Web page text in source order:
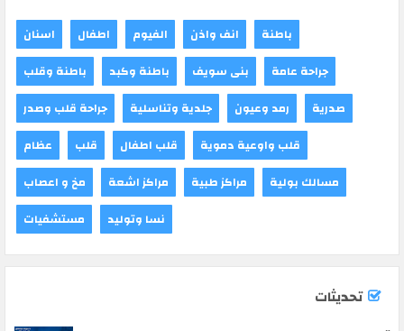
اسنان اطفال الفيوم انف واذن
باطنة
باطنة وقلب
باطنة وكبد بنى سويف
جراحة عامة
جراحة قلب وصدر
جلدية وتناسلية رمد وعيون
صدرية
عظام
قلب قلب اطفال
قلب واوعية دموية
مخ و اعصاب
مراكز اشعة مراكز طبية
مسالك بولية
مستشفيات
نسا وتوليد
تحديثات